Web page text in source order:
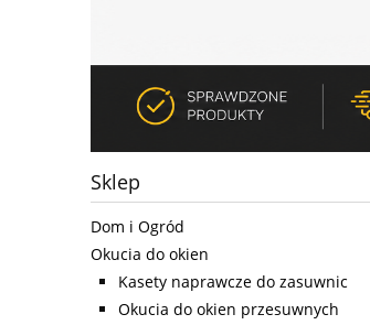
Sklep
Dom i Ogród
Okucia do okien
Kasety naprawcze do zasuwnic
Okucia do okien przesuwnych